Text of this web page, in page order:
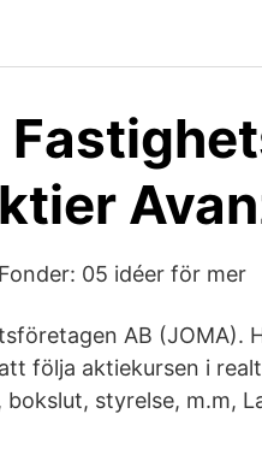
05 idéer för mer
AB (JOMA).
följa aktiekursen i
styrelse, m.m,